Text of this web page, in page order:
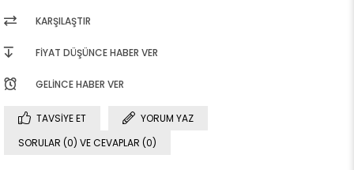
KARŞILAŞTIR
FIYAT DÜŞÜNCE HABER VER
GELINCE HABER VER
TAVSIYE ET
YORUM YAZ
SORULAR (0) VE CEVAPLAR (0)